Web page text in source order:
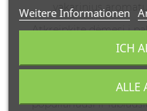
vakarinius
Atkreipkite dėmesį į
– kokybiškas
kad suprastumėte,
populiariausi ir
Weitere Informationen
ALLE
ICH